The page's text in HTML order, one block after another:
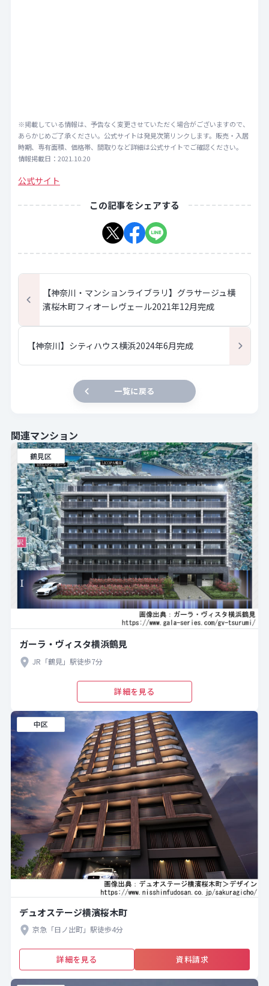
※掲載している情報は、予告なく変更させていただく場合がございますので、
あらかじめご了承ください。公式サイトは発見次第リンクします。販売・入居
時期、専有面積、価格帯、間取りなど詳細は公式サイトでご確認ください。
情報掲載日：2021.10.20
公式サイト
この記事をシェアする
【神奈川・マンションライブラリ】グラサージュ横
濱桜木町フィオーレヴェール2021年12月完成
【神奈川】シティハウス横浜2024年6月完成
一覧に戻る
関連マンション
鶴見区
ガーラ・ヴィスタ横浜鶴見
JR「鶴見」駅徒歩7分
詳細を見る
中区
デュオステージ横濱桜木町
京急「日ノ出町」駅徒歩4分
詳細を見る 資料請求